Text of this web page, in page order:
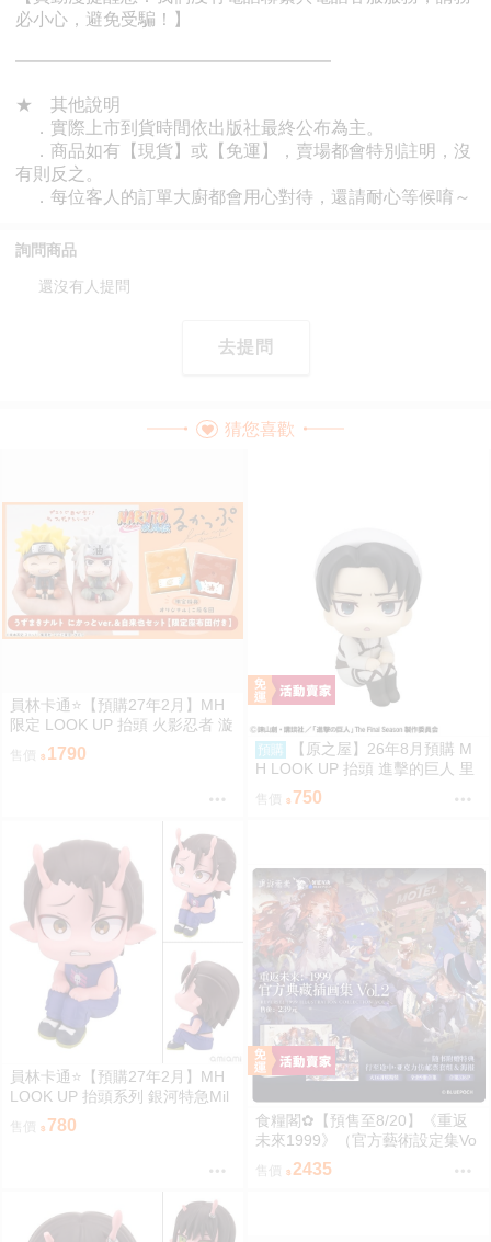
詢問商品
還沒有人提問
去提問
猜您喜歡
員林卡通⭐️【預購27年2月】MH
限定 LOOK UP 抬頭 火影忍者 漩
渦鳴人 自來也 套組附特典 0813
售價 1790 預購
【原之屋】26年8月預購 M
H LOOK UP 抬頭 進擊的巨人 里
維 掃除Ver 0211 0312
售價 750
員林卡通⭐️【預購27年2月】MH
LOOK UP 抬頭系列 銀河特急Mil
ky☆Subway 鐵多 0813
780
食糧閣✿【預售至8/20】《重返
未來1999》（官方藝術設定集Vo
l.2_典藏版&全套角色印象壓克力
擺件）重返未来1999／預售特典
2435